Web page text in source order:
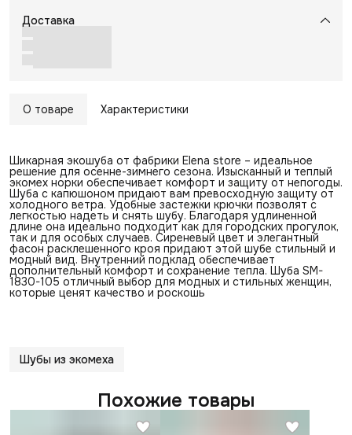
Доставка
О товаре Характеристики
Шикарная экошуба от фабрики Elena store – идеальное
решение для осенне-зимнего сезона. Изысканный и теплый
экомех норки обеспечивает комфорт и защиту от непогоды.
Шуба с капюшоном придают вам превосходную защиту от
холодного ветра. Удобные застежки крючки позволят с
легкостью надеть и снять шубу. Благодаря удлиненной
длине она идеально подходит как для городских прогулок,
так и для особых случаев. Сиреневый цвет и элегантный
фасон расклешенного кроя придают этой шубе стильный и
модный вид. Внутренний подклад обеспечивает
дополнительный комфорт и сохранение тепла. Шуба SM-
1830-105 отличный выбор для модных и стильных женщин,
которые ценят качество и роскошь
Шубы из экомеха
Похожие товары